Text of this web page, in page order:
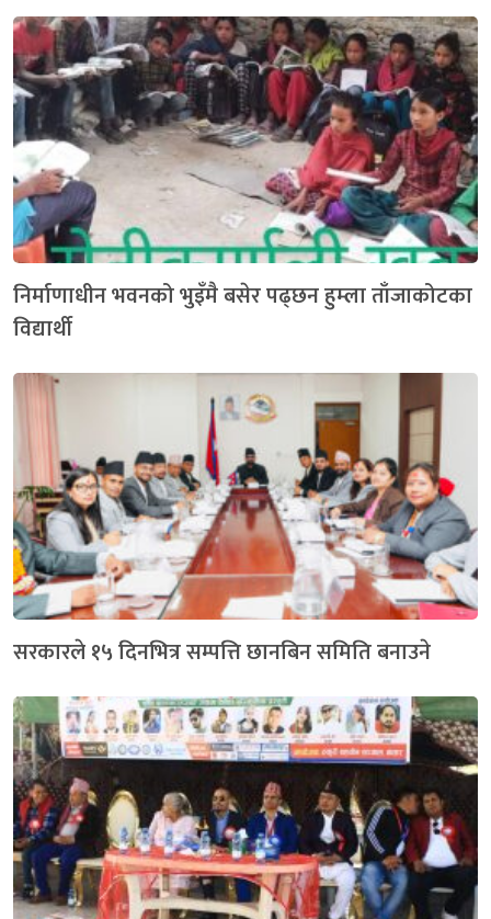
निर्माणाधीन भवनको भुइँमै बसेर पढ्छन हुम्ला ताँजाकोटका
विद्यार्थी
सरकारले १५ दिनभित्र सम्पत्ति छानबिन समिति बनाउने